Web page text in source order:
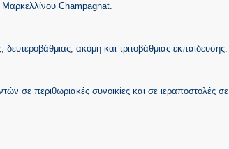
Μαρκελλίνου Champagnat.
ακόμη και τριτοβάθμιας εκπαίδευσης.
σε περιθωριακές συνοικίες και σε ιεραποστολές σε